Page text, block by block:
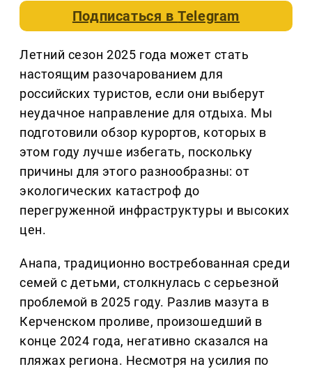
Подписаться вTelegram
Летний сезон 2025 года может стать
настоящим разочарованием для
российских туристов, если они выберут
неудачное направление для отдыха. Мы
подготовили обзор курортов, которых в
этом году лучше избегать, поскольку
причины для этого разнообразны: от
экологических катастроф до
перегруженной инфраструктуры и высоких
цен.
Анапа, традиционно востребованная среди
семей с детьми, столкнулась с серьезной
проблемой в 2025 году. Разлив мазута в
Керченском проливе, произошедший в
конце 2024 года, негативно сказался на
пляжах региона. Несмотря на усилия по